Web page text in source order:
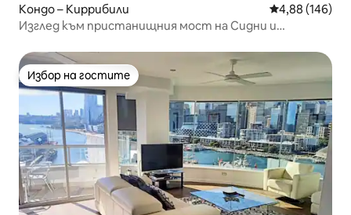
Кондо – Киррибили Средна
4,88 (146)
Изглед към пристанищния мост на Сидни и
Избор на гостите
Избор на гостите